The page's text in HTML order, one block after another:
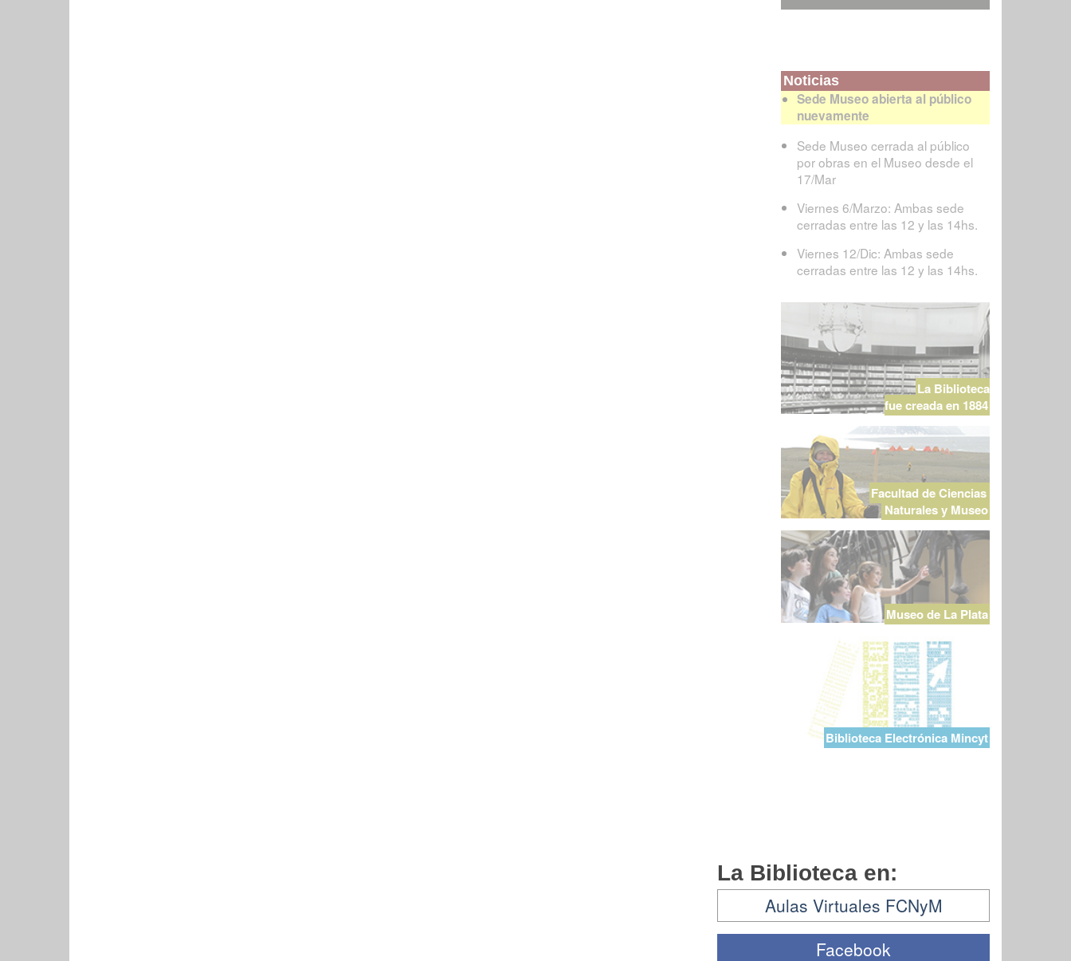
Noticias
Sede Museo abierta al público
nuevamente
Sede Museo cerrada al público
por obras en el Museo desde el
17/Mar
Viernes 6/Marzo: Ambas sede
cerradas entre las 12 y las 14hs.
Viernes 12/Dic: Ambas sede
cerradas entre las 12 y las 14hs.
La Biblioteca
fue creada en 1884
Facultad de Ciencias
Naturales y Museo
Museo de La Plata
Biblioteca Electrónica Mincyt
La Biblioteca en:
Aulas Virtuales FCNyM
Facebook